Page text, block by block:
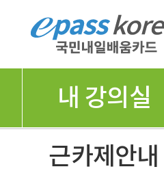
내 강의실
근카제안내